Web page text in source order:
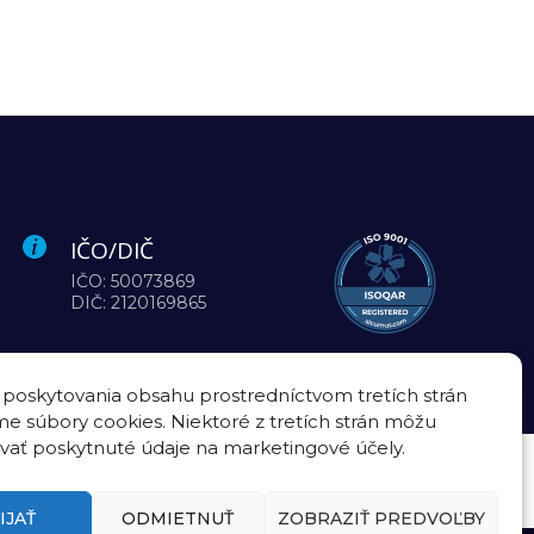
obsahu prostredníctvom tretích strán
súbory cookies. Niektoré z tretích strán môžu
poskytnuté údaje na marketingové účely.
ODMIETNUŤ ZOBRAZIŤ PREDVOĽBY
IČO/DIČ
IČO: 50073869
DIČ: 2120169865